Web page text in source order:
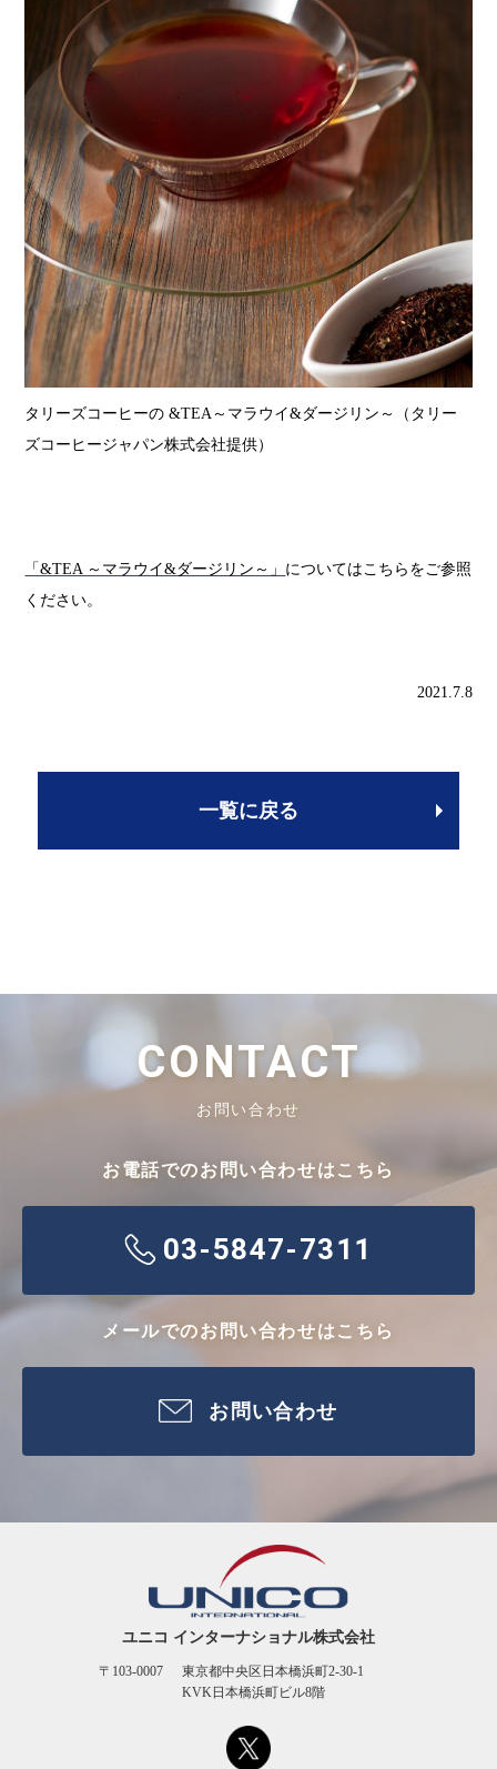
タリーズコーヒーの &TEA～マラウイ&ダージリン～（タリー
ズコーヒージャパン株式会社提供）
「&TEA ～マラウイ&ダージリン～」 についてはこちらをご参照
ください。
2021.7.8
一覧に戻る
CONTACT
お問い合わせ
お電話でのお問い合わせはこちら
03-5847-7311
メールでのお問い合わせはこちら
お問い合わせ
ユニコ インターナショナル株式会社
〒103-0007
東京都中央区日本橋浜町2-30-1
KVK日本橋浜町ビル8階